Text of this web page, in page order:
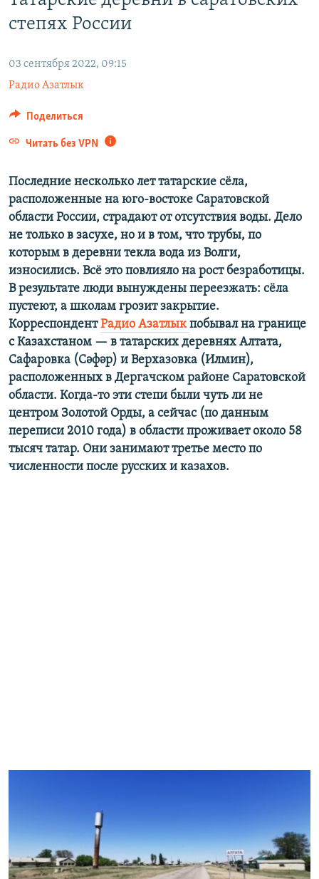
ПОБЕДИТЕЛЕЙ НЕ СУДЯТ?
ELIFBE
УКРАИНСКАЯ ПРОБЛЕМА КРЫМА
ПРИСОЕДИНЯЙТЕСЬ!
Все сайты RFE/RL
степях России
03 сентября 2022, 09:15
Радио Азатлык
Поделиться
Читать без VPN
Последние несколько лет татарские сёла,
расположенные на юго-востоке Саратовской
области России, страдают от отсутствия воды. Дело
не только в засухе, но и в том, что трубы, по
которым в деревни текла вода из Волги,
износились. Всё это повлияло на рост безработицы.
В результате люди вынуждены переезжать: сёла
пустеют, а школам грозит закрытие.
КорреспондентРадио Азатлыкпобывал на границе
с Казахстаном — в татарских деревнях Алтата,
Сафаровка (Сәфәр) и Верхазовка (Илмин),
расположенных в Дергачском районе Саратовской
области. Когда-то эти степи были чуть ли не
центром Золотой Орды, а сейчас (по данным
переписи 2010 года) в области проживает около 58
тысяч татар. Они занимают третье место по
численности после русских и казахов.